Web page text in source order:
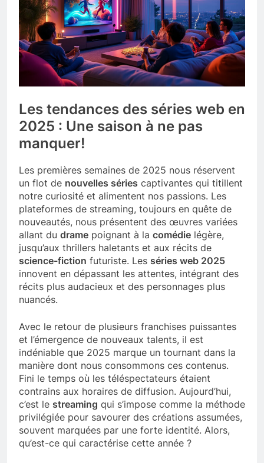
Les tendances des séries web en
2025 : Une saison à ne pas
manquer!
Les premières semaines de 2025 nous réservent
un flot de nouvelles séries captivantes qui titillent
notre curiosité et alimentent nos passions. Les
plateformes de streaming, toujours en quête de
nouveautés, nous présentent des œuvres variées
allant du drame poignant à la comédie légère,
jusqu’aux thrillers haletants et aux récits de
science-fiction futuriste. Les séries web 2025
innovent en dépassant les attentes, intégrant des
récits plus audacieux et des personnages plus
nuancés.
Avec le retour de plusieurs franchises puissantes
et l’émergence de nouveaux talents, il est
indéniable que 2025 marque un tournant dans la
manière dont nous consommons ces contenus.
Fini le temps où les téléspectateurs étaient
contrains aux horaires de diffusion. Aujourd’hui,
c’est le streaming qui s’impose comme la méthode
privilégiée pour savourer des créations assumées,
souvent marquées par une forte identité. Alors,
qu’est-ce qui caractérise cette année ?